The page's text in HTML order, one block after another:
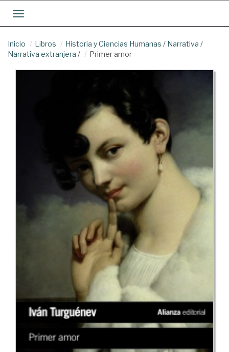
Toggle navigation
Inicio Libros Historia y Ciencias Humanas / Narrativa /
Narrativa extranjera / Primer amor